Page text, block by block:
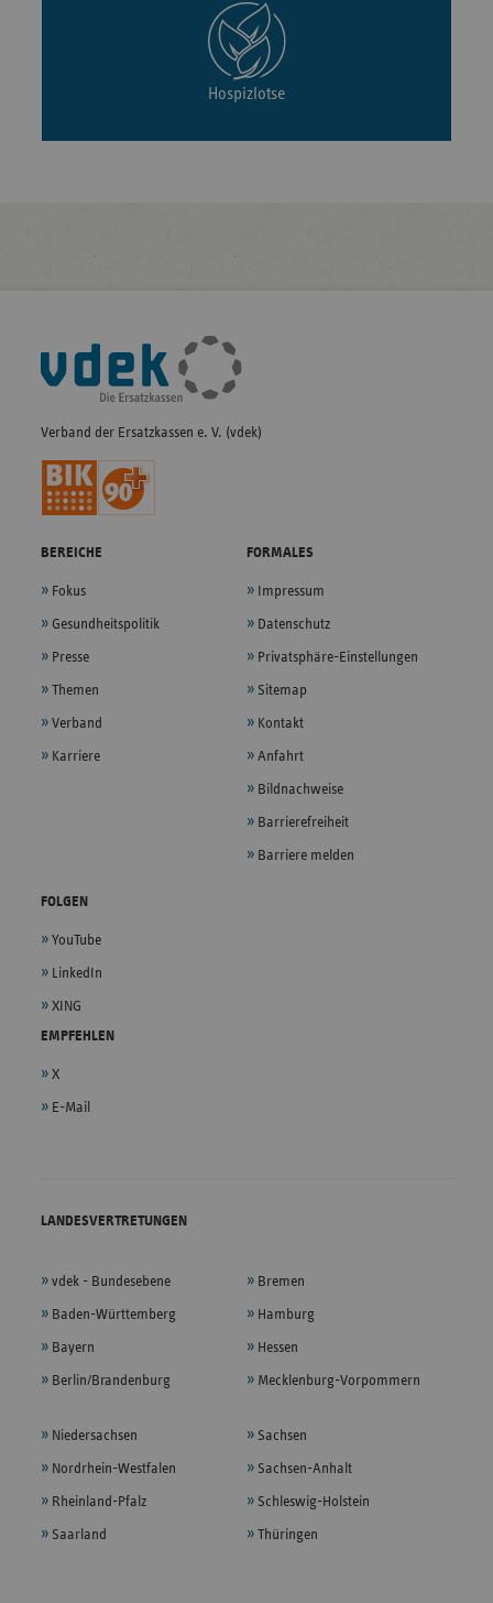
Hospizlotse
Fußleisten-
Navigation
Verband der Ersatzkassen e. V. (vdek)
BEREICHE
Fokus
Gesundheitspolitik
Presse
Themen
Verband
Karriere
FORMALES
Impressum
Datenschutz
Privatsphäre-Einstellungen
Sitemap
Kontakt
Anfahrt
Bildnachweise
Barrierefreiheit
Barriere melden
FOLGEN
YouTube
LinkedIn
XING
EMPFEHLEN
X
E-Mail
LANDESVERTRETUNGEN
vdek - Bundesebene
Baden-Württemberg
Bayern
Berlin/Brandenburg
Bremen
Hamburg
Hessen
Mecklenburg-Vorpommern
Niedersachsen
Nordrhein-Westfalen
Rheinland-Pfalz
Saarland
Sachsen
Sachsen-Anhalt
Schleswig-Holstein
Thüringen